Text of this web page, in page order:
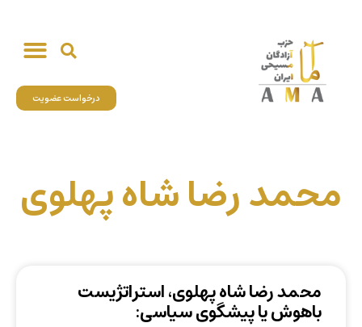
درخواست عضویت
محمد رضا شاه پهلوی
محمد رضا شاه پهلوی، استراتژیست
باهوش یا پیشگوی سیاسی: